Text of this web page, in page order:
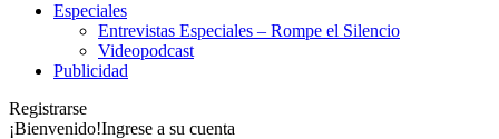
Especiales
Entrevistas Especiales – Rompe el Silencio
Videopodcast
Publicidad
Registrarse
¡Bienvenido!Ingrese a su cuenta